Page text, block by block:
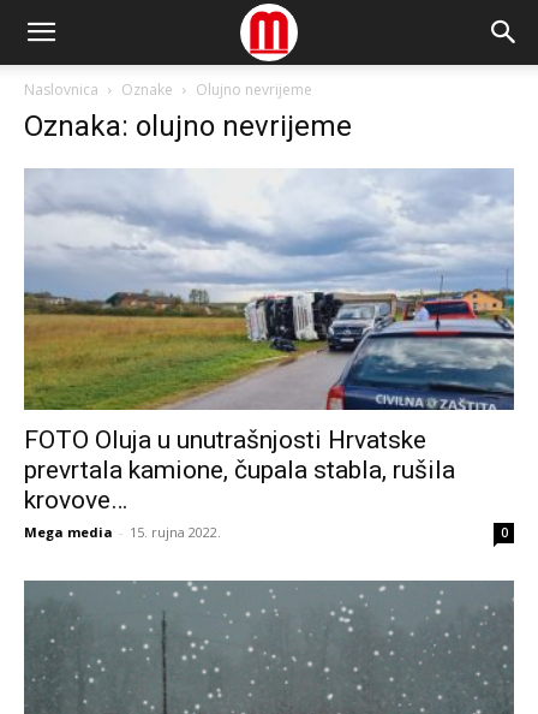
Naslovnica Oznake Olujno nevrijeme
Oznaka: olujno nevrijeme
FOTO Oluja u unutrašnjosti Hrvatske
prevrtala kamione, čupala stabla, rušila
krovove…
Mega media - 15. rujna 2022. 0